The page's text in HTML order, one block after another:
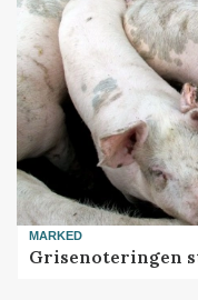
MARKED
Grisenoteringen